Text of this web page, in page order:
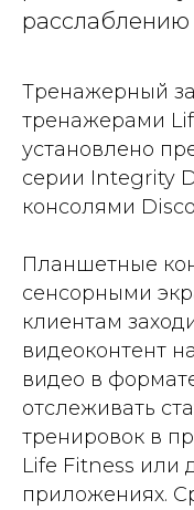
Тренажерный
тренажерами
установлено
серии Integrity
консолями
Планшетные
сенсорными
клиентам
видеоконтент
видео в
отслеживать
тренировок в
Life Fitness или
приложениях.